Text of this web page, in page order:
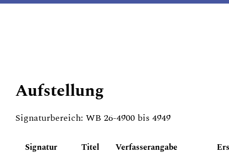
Aufstellung
Signaturbereich: WB 26-4900 bis 4949
Signatur Titel Verfasserangabe